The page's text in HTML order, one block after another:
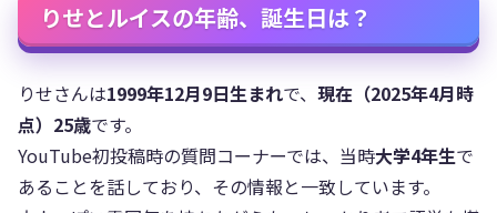
りせとルイスの年齢、誕生日は？
りせさんは1999年12月9日生まれで、 現在（2025年4月時
点）25歳です。
YouTube初投稿時の質問コーナーでは、当時大学4年生で
あることを話しており、その情報と一致しています。